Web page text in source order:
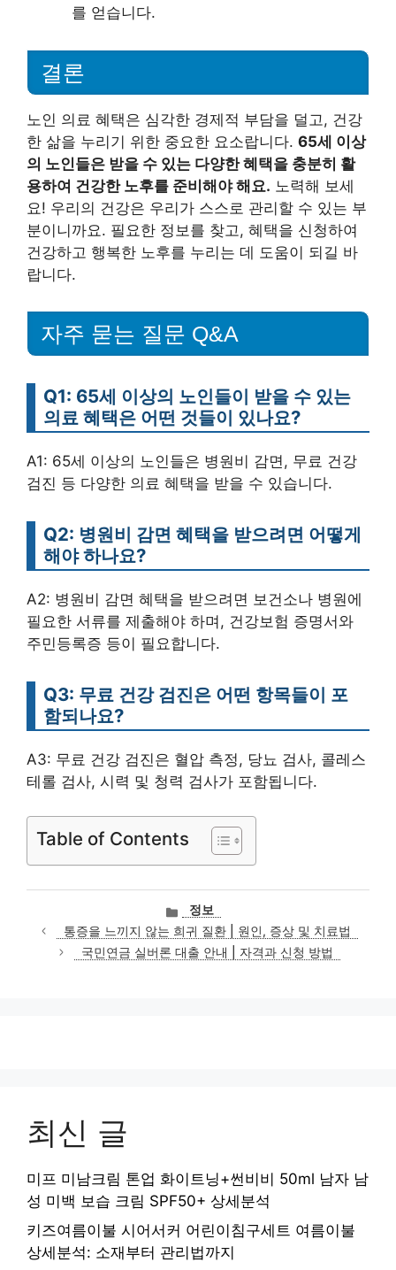
를 얻습니다.
결론
노인 의료 혜택은 심각한 경제적 부담을 덜고, 건강
한 삶을 누리기 위한 중요한 요소랍니다. 65세 이상
의 노인들은 받을 수 있는 다양한 혜택을 충분히 활
용하여 건강한 노후를 준비해야 해요. 노력해 보세
요! 우리의 건강은 우리가 스스로 관리할 수 있는 부
분이니까요. 필요한 정보를 찾고, 혜택을 신청하여
건강하고 행복한 노후를 누리는 데 도움이 되길 바
랍니다.
자주 묻는 질문 Q&A
Q1: 65세 이상의 노인들이 받을 수 있는
의료 혜택은 어떤 것들이 있나요?
A1: 65세 이상의 노인들은 병원비 감면, 무료 건강
검진 등 다양한 의료 혜택을 받을 수 있습니다.
Q2: 병원비 감면 혜택을 받으려면 어떻게
해야 하나요?
A2: 병원비 감면 혜택을 받으려면 보건소나 병원에
필요한 서류를 제출해야 하며, 건강보험 증명서와
주민등록증 등이 필요합니다.
Q3: 무료 건강 검진은 어떤 항목들이 포
함되나요?
A3: 무료 건강 검진은 혈압 측정, 당뇨 검사, 콜레스
테롤 검사, 시력 및 청력 검사가 포함됩니다.
Table of Contents
카
테
고
리
정보
통증을 느끼지 않는 희귀 질환 | 원인, 증상 및 치료법
국민연금 실버론 대출 안내 | 자격과 신청 방법
최신 글
미프 미남크림 톤업 화이트닝+썬비비 50ml 남자 남
성 미백 보습 크림 SPF50+ 상세분석
키즈여름이불 시어서커 어린이침구세트 여름이불
상세분석: 소재부터 관리법까지